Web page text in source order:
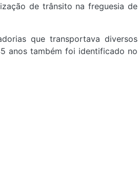
de trânsito na freguesia de
que transportava diversos
anos também foi identificado no